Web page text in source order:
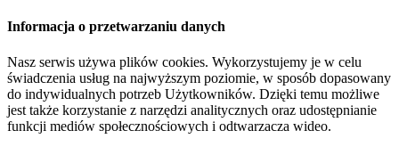
Informacja o przetwarzaniu danych
Nasz serwis używa plików cookies. Wykorzystujemy je w celu
świadczenia usług na najwyższym poziomie, w sposób dopasowany
do indywidualnych potrzeb Użytkowników. Dzięki temu możliwe
jest także korzystanie z narzędzi analitycznych oraz udostępnianie
funkcji mediów społecznościowych i odtwarzacza wideo.